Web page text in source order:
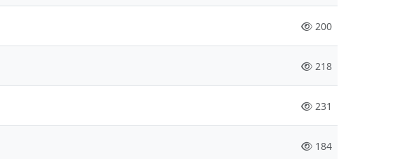
200
218
231
184